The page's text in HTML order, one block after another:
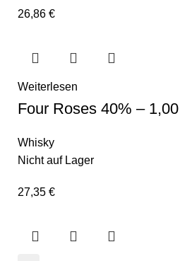
26,86 €
Weiterlesen
Four Roses 40% – 1,00 l
Whisky
Nicht auf Lager
27,35 €